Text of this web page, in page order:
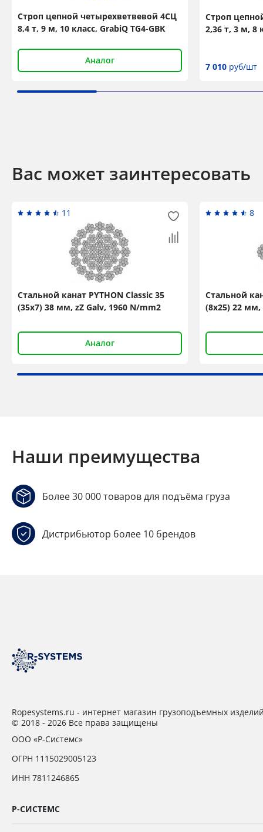
Строп цепной четырехветвевой 4СЦ
8,4 т, 9 м, 10 класс, GrabiQ TG4-GBK
Аналог
Строп
2,36 т, 3 м, 8
7 010 руб/шт
Вас может заинтересовать
11
Стальной канат PYTHON Classic 35
(35x7) 38 мм, zZ Galv, 1960 N/mm2
Аналог
8
Стальной
(8x25) 22 мм,
Наши преимущества
Более 30 000 товаров для подъёма груза
Дистрибьютор более 10 брендов
Ropesystems.ru - интернет магазин грузоподъемных
© 2018 - 2026 Все права защищены
ООО «Р-Системс»
ОГРН 1115029005123
ИНН 7811246865
Р-СИСТЕМС